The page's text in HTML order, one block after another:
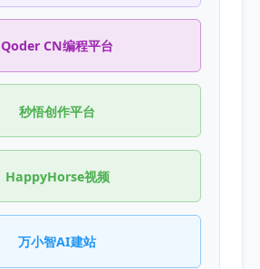
Qoder CN编程平台
秒悟创作平台
HappyHorse视频
万小智AI建站